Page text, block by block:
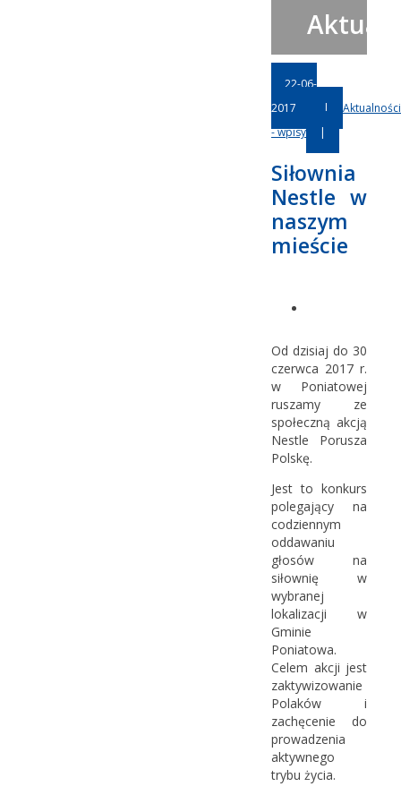
22-06-
2017
|
Aktualności
- wpisy
|
Siłownia
Nestle w
naszym
mieście
Od dzisiaj do 30
czerwca 2017 r.
w Poniatowej
ruszamy ze
społeczną akcją
Nestle Porusza
Polskę.
Jest to konkurs
polegający na
codziennym
oddawaniu
głosów na
siłownię w
wybranej
lokalizacji w
Gminie
Poniatowa.
Celem akcji jest
zaktywizowanie
Polaków i
zachęcenie do
prowadzenia
aktywnego
trybu życia.